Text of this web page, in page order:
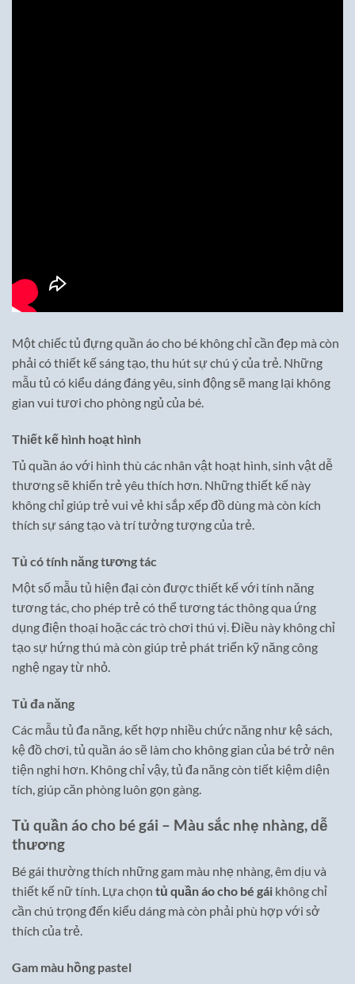
Một chiếc tủ đựng quần áo cho bé không chỉ cần đẹp mà còn
phải có thiết kế sáng tạo, thu hút sự chú ý của trẻ. Những
mẫu tủ có kiểu dáng đáng yêu, sinh động sẽ mang lại không
gian vui tươi cho phòng ngủ của bé.
Thiết kế hình hoạt hình
Tủ quần áo với hình thù các nhân vật hoạt hình, sinh vật dễ
thương sẽ khiến trẻ yêu thích hơn. Những thiết kế này
không chỉ giúp trẻ vui vẻ khi sắp xếp đồ dùng mà còn kích
thích sự sáng tạo và trí tưởng tượng của trẻ.
Tủ có tính năng tương tác
Một số mẫu tủ hiện đại còn được thiết kế với tính năng
tương tác, cho phép trẻ có thể tương tác thông qua ứng
dụng điện thoại hoặc các trò chơi thú vị. Điều này không chỉ
tạo sự hứng thú mà còn giúp trẻ phát triển kỹ năng công
nghệ ngay từ nhỏ.
Tủ đa năng
Các mẫu tủ đa năng, kết hợp nhiều chức năng như kệ sách,
kệ đồ chơi, tủ quần áo sẽ làm cho không gian của bé trở nên
tiện nghi hơn. Không chỉ vậy, tủ đa năng còn tiết kiệm diện
tích, giúp căn phòng luôn gọn gàng.
Tủ quần áo cho bé gái – Màu sắc nhẹ nhàng, dễ
thương
Bé gái thường thích những gam màu nhẹ nhàng, êm dịu và
thiết kế nữ tính. Lựa chọn tủ quần áo cho bé gái không chỉ
cần chú trọng đến kiểu dáng mà còn phải phù hợp với sở
thích của trẻ.
Gam màu hồng pastel